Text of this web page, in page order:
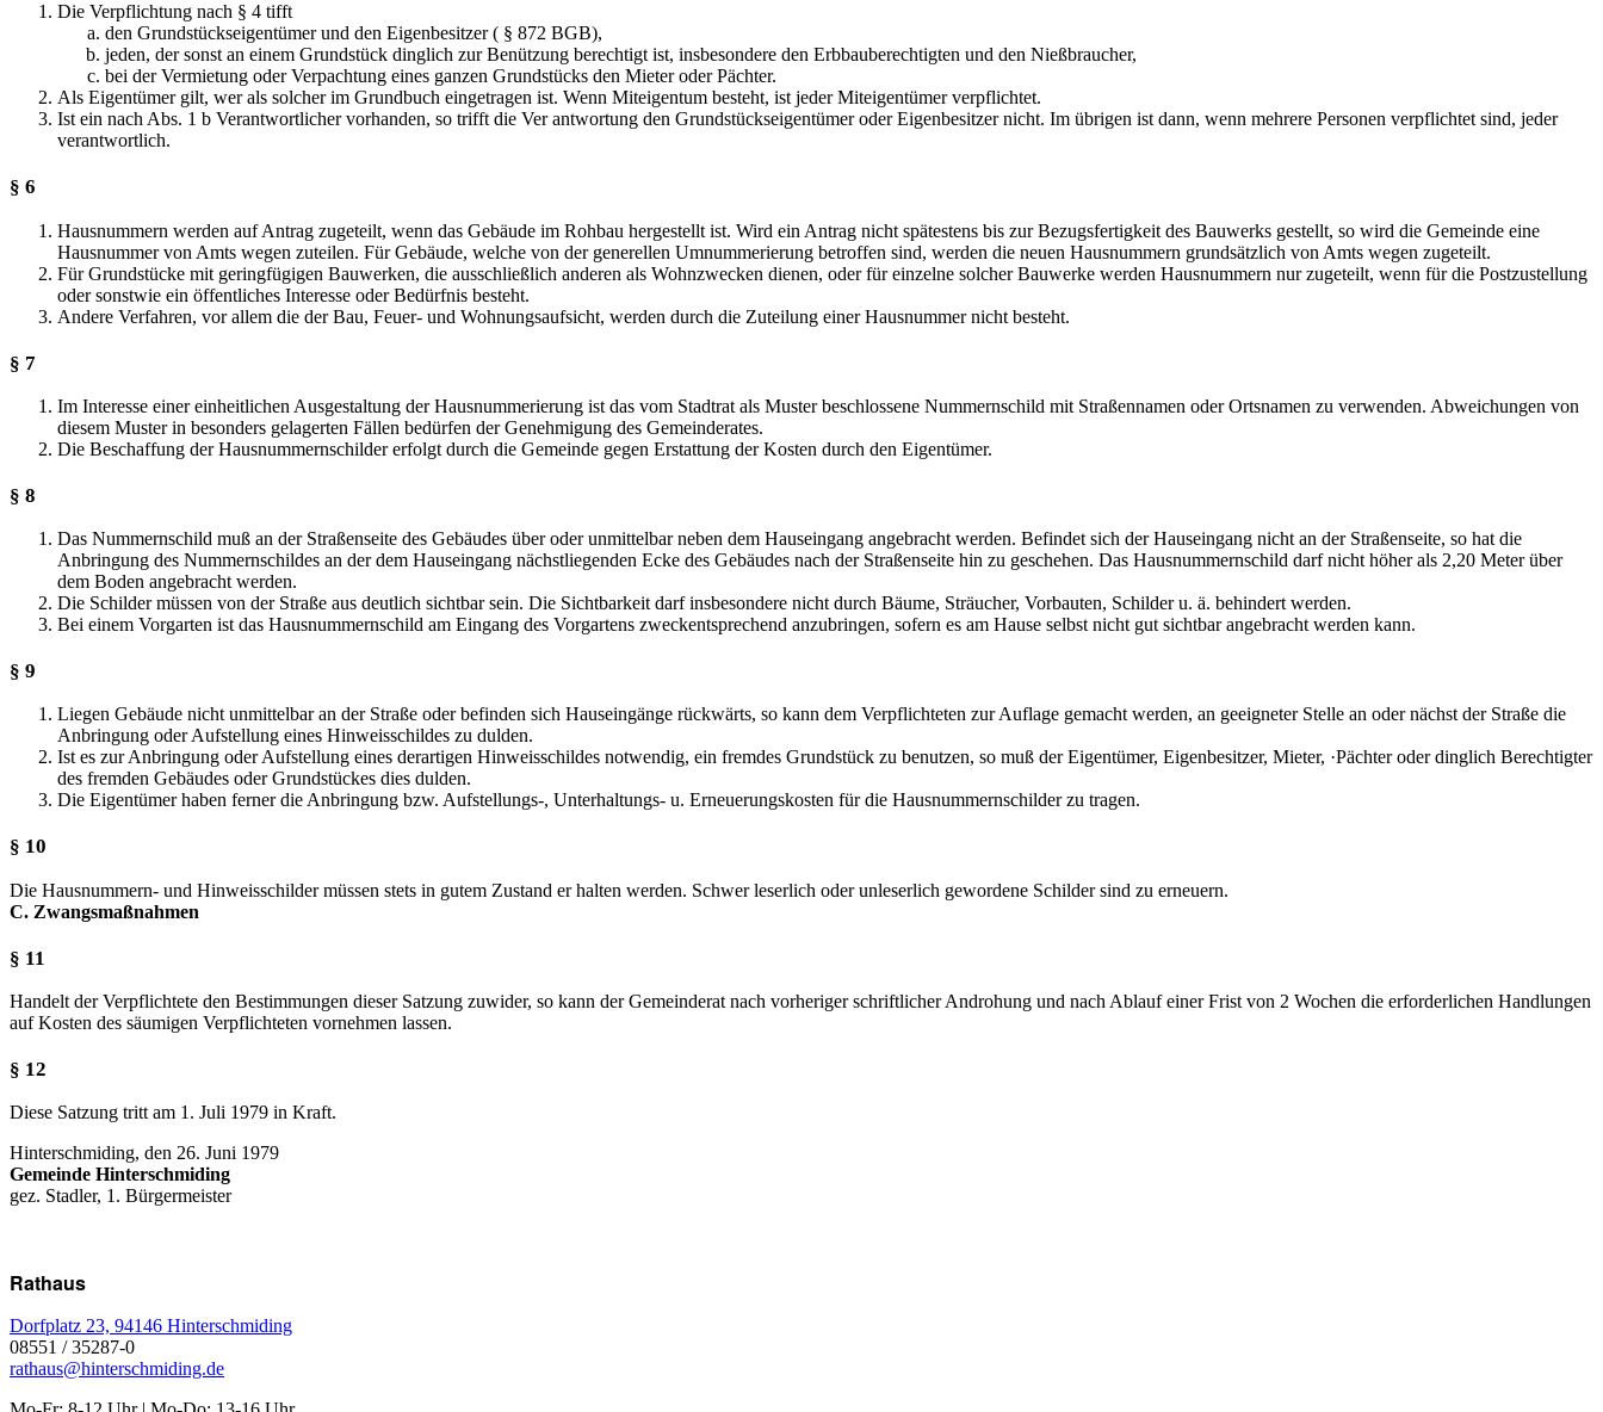
Die Verpflichtung nach § 4 tifft
den Grundstückseigentümer und den Eigenbesitzer ( § 872 BGB),
jeden, der sonst an einem Grundstück dinglich zur Benützung be­rechtigt ist, insbesondere den Erbbauberechtigten und den Nießbraucher,
bei der Vermietung oder Verpachtung eines ganzen Grundstücks den Mieter oder Pächter.
Als Eigentümer gilt, wer als solcher im Grundbuch eingetragen ist. Wenn Miteigentum besteht, ist jeder Miteigentümer verpflichtet.
Ist ein nach Abs. 1 b Verantwortlicher vorhanden, so trifft die Ver­ antwortung den Grundstückseigentümer oder Eigenbesitzer nicht. Im übrigen ist dann, wenn mehrere Personen verpflichtet sind, jeder
verantwortlich.
§ 6
Hausnummern werden auf Antrag zugeteilt, wenn das Gebäude im Rohbau hergestellt ist. Wird ein Antrag nicht spätestens bis zur Bezugsfertigkeit des Bauwerks gestellt, so wird die Gemeinde eine
Hausnummer von Amts wegen zuteilen. Für Gebäude, welche von der generellen Umnummerierung betroffen sind, werden die neuen Hausnummern grundsätzlich von Amts wegen zugeteilt.
Für Grundstücke mit geringfügigen Bauwerken, die ausschließlich anderen als Wohnzwecken dienen, oder für einzelne solcher Bauwerke werden Hausnummern nur zugeteilt, wenn für die Postzustellung
oder sonstwie ein öffentliches Interesse oder Bedürfnis besteht.
Andere Verfahren, vor allem die der Bau, Feuer- und Wohnungsaufsicht, werden durch die Zuteilung einer Hausnummer nicht besteht.
§ 7
Im Interesse einer einheitlichen Ausgestaltung der Hausnummerierung ist das vom Stadtrat als Muster beschlossene Nummernschild mit Straßennamen oder Ortsnamen zu verwenden. Abweichungen von
diesem Muster in besonders gelagerten Fällen bedürfen der Genehmigung des Gemeinderates.
Die Beschaffung der Hausnummernschilder erfolgt durch die Gemeinde gegen Erstattung der Kosten durch den Eigentümer.
§ 8
Das Nummernschild muß an der Straßenseite des Gebäudes über oder unmittelbar neben dem Hauseingang angebracht werden. Befindet sich der Hauseingang nicht an der Straßenseite, so hat die
Anbringung des Nummernschildes an der dem Hauseingang nächstliegenden Ecke des Gebäudes nach der Straßenseite hin zu geschehen. Das Hausnummernschild darf nicht höher als 2,20 Meter über
dem Boden angebracht werden.
Die Schilder müssen von der Straße aus deutlich sichtbar sein. Die Sichtbarkeit darf insbesondere nicht durch Bäume, Sträucher, Vorbauten, Schilder u. ä. behindert werden.
Bei einem Vorgarten ist das Hausnummernschild am Eingang des Vorgartens zweckentsprechend anzubringen, sofern es am Hause selbst nicht gut sichtbar angebracht werden kann.
§ 9
Liegen Gebäude nicht unmittelbar an der Straße oder befinden sich Hauseingänge rückwärts, so kann dem Verpflichteten zur Auflage gemacht werden, an geeigneter Stelle an oder nächst der Straße die
Anbringung oder Aufstellung eines Hinweisschildes zu dulden.
Ist es zur Anbringung oder Aufstellung eines derartigen Hinweisschildes notwendig, ein fremdes Grundstück zu benutzen, so muß der Eigentümer, Eigenbesitzer, Mieter, ·Pächter oder dinglich Berechtigter
des fremden Gebäudes oder Grundstückes dies dulden.
Die Eigentümer haben ferner die Anbringung bzw. Aufstellungs-, Unterhaltungs- u. Erneuerungskosten für die Hausnummernschilder zu tragen.
§ 10
Die Hausnummern- und Hinweisschilder müssen stets in gutem Zustand er­ halten werden. Schwer leserlich oder unleserlich gewordene Schilder sind zu erneuern.
C. Zwangsmaßnahmen
§ 11
Handelt der Verpflichtete den Bestimmungen dieser Satzung zuwider, so kann der Gemeinderat nach vorheriger schriftlicher Androhung und nach Ablauf einer Frist von 2 Wochen die erforderlichen Handlungen
auf Kosten des säumigen Verpflichteten vornehmen lassen.
§ 12
Diese Satzung tritt am 1. Juli 1979 in Kraft.
Hinterschmiding, den 26. Juni 1979
Gemeinde Hinterschmiding
gez. Stadler, 1. Bürgermeister
Rathaus
Dorfplatz 23, 94146 Hinterschmiding
08551 / 35287-0
rathaus@hinterschmiding.de